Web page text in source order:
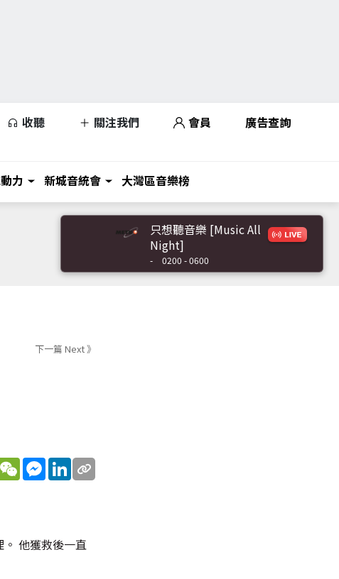
收聽 關注我們 會員 廣告查詢
力 新城音統會 大灣區音樂榜
只想聽音樂 [Music All
Night]
- 0200 - 0600
下一篇 Next 》
WeChatMessenger
LinkedIn
他獲救後一直